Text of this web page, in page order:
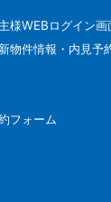
様WEBログイン画
物件情報・内見予
フォーム